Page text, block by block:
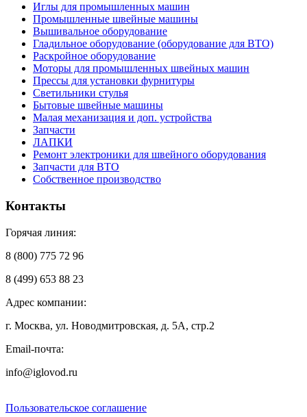
Иглы для промышленных машин
Промышленные швейные машины
Вышивальное оборудование
Гладильное оборудование (оборудование для ВТО)
Раскройное оборудование
Моторы для промышленных швейных машин
Прессы для установки фурнитуры
Светильники стулья
Бытовые швейные машины
Малая механизация и доп. устройства
Запчасти
ЛАПКИ
Ремонт электроники для швейного оборудования
Запчасти для ВТО
Собственное производство
Контакты
Горячая линия:
8 (800) 775 72 96
8 (499) 653 88 23
Адрес компании:
г. Москва, ул. Новодмитровская, д. 5А, стр.2
Email-почта:
info@iglovod.ru
Пользовательское соглашение